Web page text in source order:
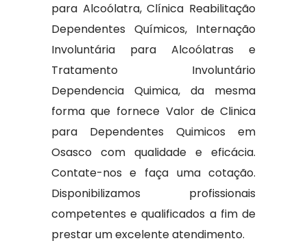
para Alcoólatra, Clínica Reabilitação
Dependentes Químicos, Internação
Involuntária para Alcoólatras e
Tratamento Involuntário
Dependencia Quimica, da mesma
forma que fornece Valor de Clinica
para Dependentes Quimicos em
Osasco com qualidade e eficácia.
Contate-nos e faça uma cotação.
Disponibilizamos profissionais
competentes e qualificados a fim de
prestar um excelente atendimento.